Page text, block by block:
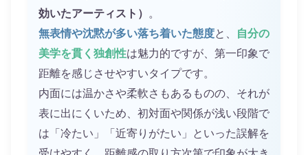
効いたアーティスト）
。
無表情や沈黙が多い落ち着いた態度と、
自分の
美学を貫く独創性は魅力的ですが、第一印象で
距離を感じさせやすいタイプです。
内面には温かさや柔軟さもあるものの、それが
表に出にくいため、初対面や関係が浅い段階で
は「冷たい」「近寄りがたい」といった誤解を